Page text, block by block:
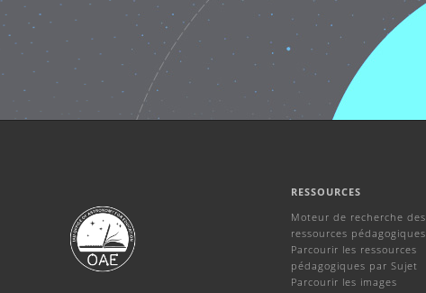
RESSOURCES
Moteur de recherche des
ressources pédagogiques
Parcourir les ressources
pédagogiques par Sujet
Parcourir les images